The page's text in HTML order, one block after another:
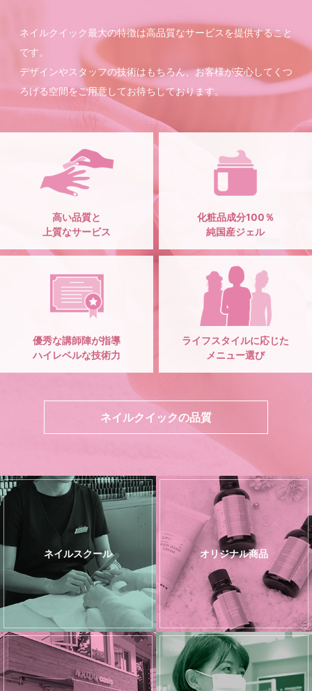
ネイルクイック最大の特徴は高品質なサービスを提供すること
です。
デザインやスタッフの技術はもちろん、お客様が安心してくつ
ろげる空間をご用意してお待ちしております。
高い品質と
上質なサービス
化粧品成分100％
純国産ジェル
優秀な講師陣が指導
ハイレベルな技術力
ライフスタイルに応じた
メニュー選び
ネイルクイックの品質
ネイルスクール オリジナル商品